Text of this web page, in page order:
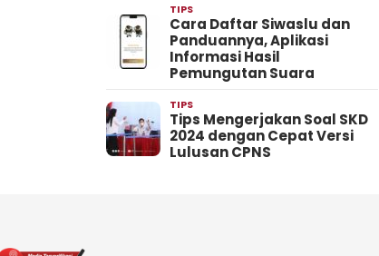
TIPS
Cara Daftar Siwaslu dan
Panduannya, Aplikasi
Informasi Hasil
Pemungutan Suara
TIPS
Tips Mengerjakan Soal SKD
2024 dengan Cepat Versi
Lulusan CPNS